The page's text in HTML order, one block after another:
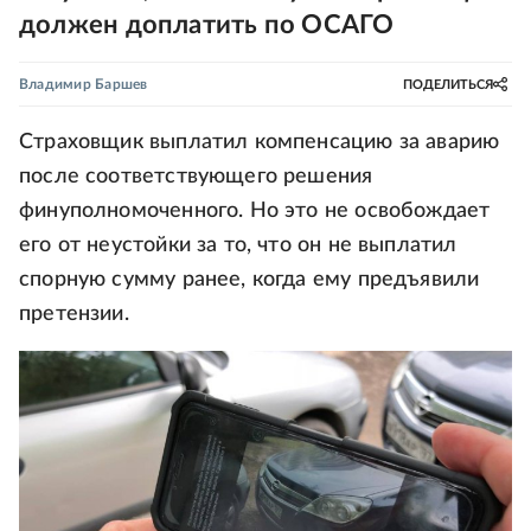
должен доплатить по ОСАГО
Владимир Баршев ПОДЕЛИТЬСЯ
Страховщик выплатил компенсацию за аварию
после соответствующего решения
финуполномоченного. Но это не освобождает
его от неустойки за то, что он не выплатил
спорную сумму ранее, когда ему предъявили
претензии.